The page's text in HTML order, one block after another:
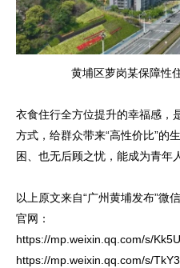
黄埔区萝岗某保障性
衣食住行全方位提升的幸福感，
方式，给群众带来“高性价比”的
困、也无后顾之忧，能成为青年
以上原文来自“广州黄埔发布”微
官网：
https://mp.weixin.qq.com/s/
https://mp.weixin.qq.com/s/